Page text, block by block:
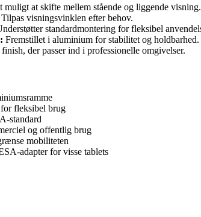
muligt at skifte mellem stående og liggende visning.
Tilpas visningsvinklen efter behov.
standardmontering for fleksibel
Fremstillet i aluminium for stabilitet og holdbarhed.
der passer ind i professionelle omgivelser.
fleksibel brug
standard
og offentlig brug
mobiliteten
adapter for visse tablets